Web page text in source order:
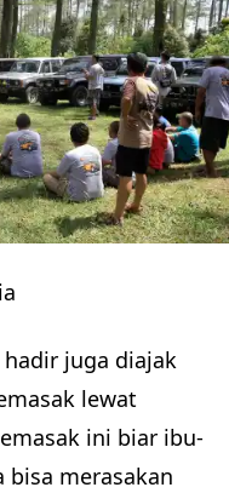
juga diajak
lewat
ini biar ibu-
merasakan